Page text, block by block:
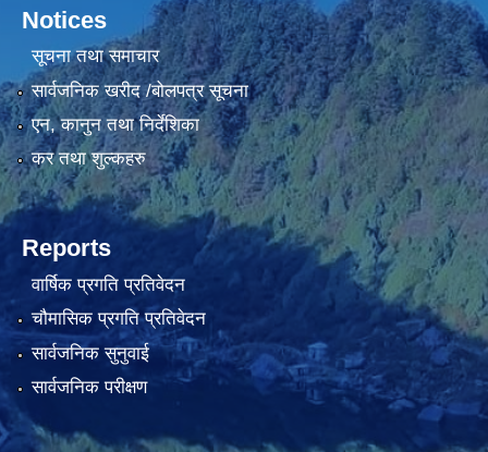
Notices
सूचना तथा समाचार
सार्वजनिक खरीद /बोलपत्र सूचना
एन, कानुन तथा निर्देशिका
कर तथा शुल्कहरु
Reports
वार्षिक प्रगति प्रतिवेदन
चौमासिक प्रगति प्रतिवेदन
सार्वजनिक सुनुवाई
सार्वजनिक परीक्षण